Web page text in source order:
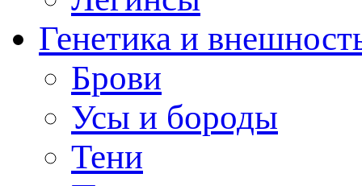
Генетика и
Брови
Усы и бороды
Тени